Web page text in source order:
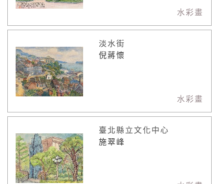
水彩畫
淡水街
倪蔣懷
水彩畫
臺北縣立文化中心
施翠峰